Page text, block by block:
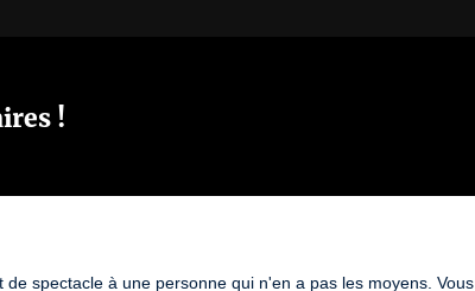
!
spectacle à une personne qui n'en a pas les moyens. Vous